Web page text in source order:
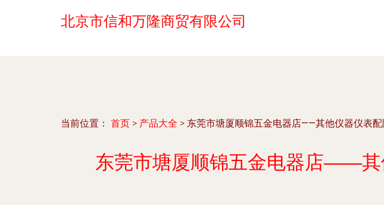
北京市信和万隆商贸有限公司
当前位置： 首页 > 产品大全 > 东莞市塘厦顺锦五金电器店——其他仪器仪表
东莞市塘厦顺锦五金电器店——其